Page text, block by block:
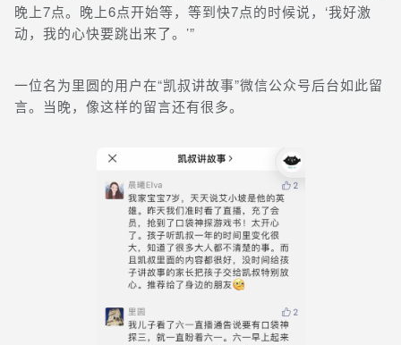
晚上7点。晚上6点开始等，等到快7点的时候说，‘我好激
动，我的心快要跳出来了。’”
一位名为里圆的用户在“凯叔讲故事”微信公众号后台如此留
言。当晚，像这样的留言还有很多。